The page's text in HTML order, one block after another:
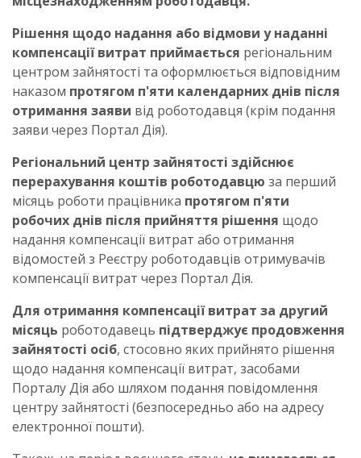
Рішення щодо надання або відмови у наданні
компенсації витрат приймається регіональним
центром зайнятості та оформлюється відповідним
наказом протягом п'яти календарних днів після
отримання заяви від роботодавця (крім подання
заяви через Портал Дія).
Регіональний центр зайнятості здійснює
перерахування коштів роботодавцю за перший
місяць роботи працівника протягом п'яти
робочих днів після прийняття рішення щодо
надання компенсації витрат або отримання
відомостей з Реєстру роботодавців отримувачів
компенсації витрат через Портал Дія.
Для отримання компенсації витрат за другий
місяць роботодавець підтверджує продовження
зайнятості осіб, стосовно яких прийнято рішення
щодо надання компенсації витрат, засобами
Порталу Дія або шляхом подання повідомлення
центру зайнятості (безпосередньо або на адресу
електронної пошти).